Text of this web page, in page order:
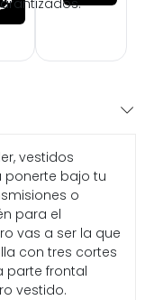
vestidos
bajo tu
o
para el
vas a ser la que
con tres cortes
parte frontal
vestido.